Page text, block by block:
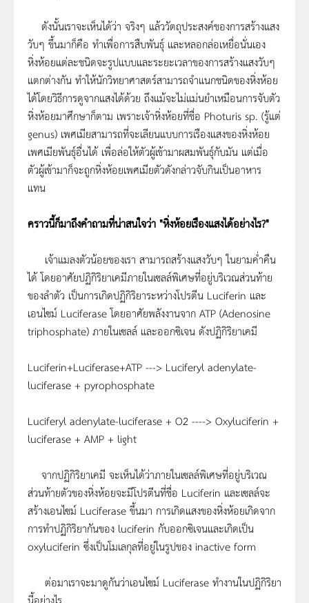
ดังนั้นเราจะเห็นได้ว่า จริงๆ แล้ววัตถุประสงค์ของการสร้างแสง
วับๆ ขึ้นมาก็คือ ทำเพื่อการสืบพันธุ์ และหลอกล่อเหยื่อนั่นเอง
หิ่งห้อยแต่ละชนิดจะรูปแบบและระยะเวลาของการสร้างแสงวับๆ
แตกต่างกัน ทำให้นักวิทยาศาสตร์สามารถจำแนกชนิดของหิ่งห้อย
ได้โดยวิธีการดูจากแสงได้ด้วย ถึงแม้จะไม่แม่นยำเหมือนการจับตัว
หิ่งห้อยมาศึกษาก็ตาม เพราะเจ้าหิ่งห้อยที่ชื่อ Photuris sp. (รู้แต่
genus) เพศเมียสามารถที่จะเลียนแบบการเรืองแสงของหิ่งห้อย
เพศเมียพันธุ์อื่นได้ เพื่อล่อให้ตัวผู้เข้ามาผสมพันธุ์กับมัน แต่เมื่อ
ตัวผู้เข้ามาก็จะถูกหิ่งห้อยเพศเมียตัวดังกล่าวจับกินเป็นอาหาร
แทน
คราวนี้ก็มาถึงคำถามที่น่าสนใจว่า "หิ่งห้อยเรืองแสงได้อย่างไร?"
เจ้าแมลงตัวน้อยของเรา สามารถสร้างแสงวับๆ ในยามค่ำคืน
ได้ โดยอาศัยปฏิกิริยาเคมีภายในเซลล์พิเศษที่อยู่บริเวณส่วนท้าย
ของลำตัว เป็นการเกิดปฏิกิริยาระหว่างโปรตีน Luciferin และ
เอนไซม์ Luciferase โดยอาศัยพลังงานจาก ATP (Adenosine
triphosphate) ภายในเซลล์ และออกซิเจน ดังปฏิกิริยาเคมี
Luciferin+Luciferase+ATP ---> Luciferyl adenylate-
luciferase + pyrophosphate
Luciferyl adenylate-luciferase + O2 ----> Oxyluciferin +
luciferase + AMP + light
จากปฏิกิริยาเคมี จะเห็นได้ว่าภายในเซลล์พิเศษที่อยู่บริเวณ
ส่วนท้ายตัวของหิ่งห้อยจะมีโปรตีนที่ชื่อ Luciferin และเซลล์จะ
สร้างเอนไซม์ Luciferase ขึ้นมา การเกิดแสงของหิ่งห้อยเกิดจาก
การทำปฏิกิริยากันของ luciferin กับออกซิเจนและเกิดเป็น
oxyluciferin ซึ่งเป็นโมเลกุลที่อยู่ในรูปของ inactive form
ต่อมาเราจะมาดูกันว่าเอนไซม์ Luciferase ทำงานในปฏิกิริยา